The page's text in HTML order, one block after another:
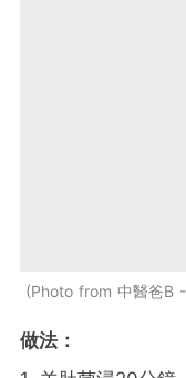
Photo from 中醫爸B
做法：